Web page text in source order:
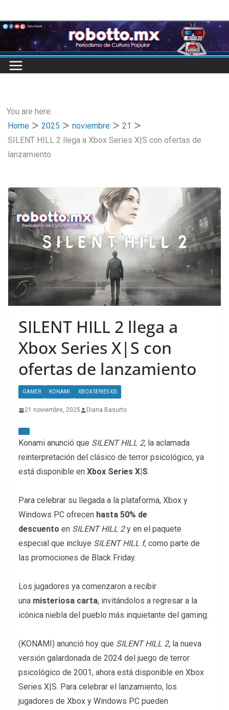
to
content
You are here:
Home
2025 noviembre
21
SILENT HILL 2 llega a Xbox Series X|S con ofertas de
lanzamiento
SILENT HILL 2 llega a
Xbox Series X|S con
ofertas de lanzamiento
GAMER KONAMI XBOX SERIES X|S
21 noviembre, 2025 Diana Basurto
Konami anunció que SILENT HILL 2, la aclamada
reinterpretación del clásico de terror psicológico, ya
está disponible en Xbox Series X|S.
Para celebrar su llegada a la plataforma, Xbox y
Windows PC ofrecen hasta 50% de
descuento en SILENT HILL 2y en el paquete
especial que incluye SILENT HILL f, como parte de
las promociones de Black Friday.
Los jugadores ya comenzaron a recibir
una misteriosa carta, invitándolos a regresar a la
icónica niebla del pueblo más inquietante del gaming.
(KONAMI) anunció hoy que SILENT HILL 2, la nueva
versión galardonada de 2024 del juego de terror
psicológico de 2001, ahora está disponible en Xbox
Series X|S. Para celebrar el lanzamiento, los
jugadores de Xbox y Windows PC pueden